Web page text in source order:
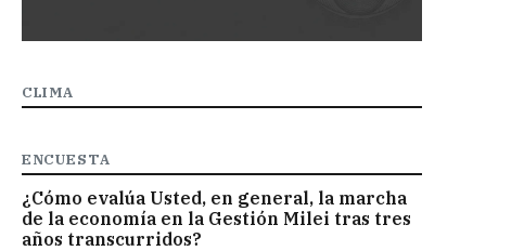
CLIMA
ENCUESTA
¿Cómo evalúa Usted, en general, la marcha
de la economía en la Gestión Milei tras tres
años transcurridos?